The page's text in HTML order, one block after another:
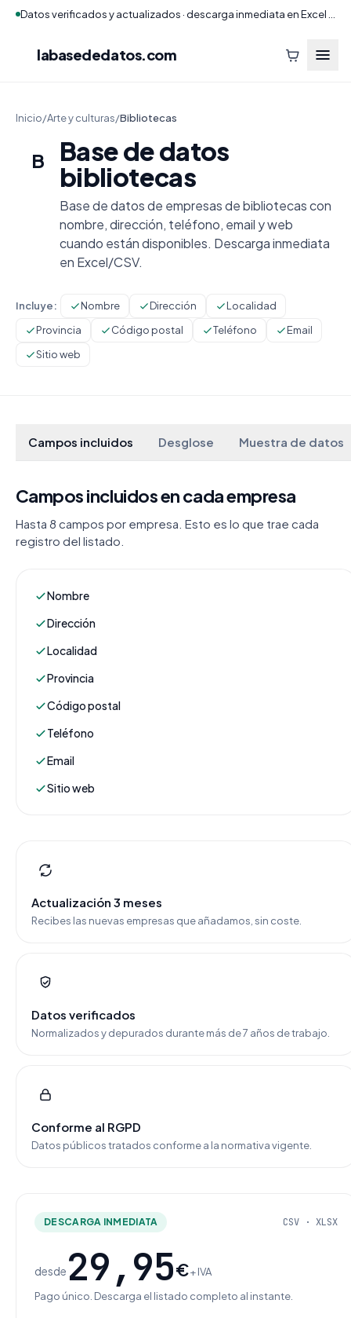
labasededatos.com
Inicio/Arte y culturas/Bibliotecas
B
Base de datos
bibliotecas
Base de datos de empresas de bibliotecas con
nombre, dirección, teléfono, email y web
cuando están disponibles. Descarga inmediata
en Excel/CSV.
Incluye: Nombre Dirección
Localidad
Provincia
Código postal Teléfono
Email
Sitio web
Campos incluidos Desglose Muestra de datos
Campos incluidos en cada empresa
Hasta 8 campos por empresa. Esto es lo que trae cada
registro del listado.
Nombre
Dirección
Localidad
Provincia
Código postal
Teléfono
Email
Sitio web
Actualización 3 meses
Recibes las nuevas empresas que añadamos, sin coste.
Datos verificados
Normalizados y depurados durante más de 7 años de trabajo.
Conforme al RGPD
Datos públicos tratados conforme a la normativa vigente.
DESCARGA INMEDIATA CSV · XLSX
desde 29,95€+ IVA
Pago único. Descarga el listado completo al instante.